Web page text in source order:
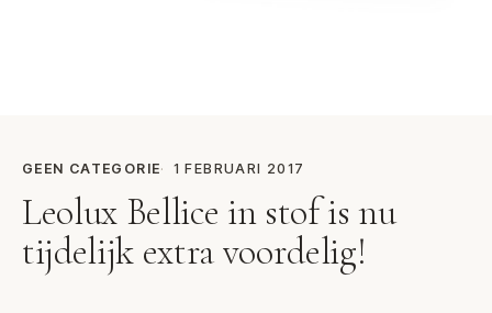
GEEN CATEGORIE 1 FEBRUARI 2017
Leolux Bellice in stof is nu
tijdelijk extra voordelig!